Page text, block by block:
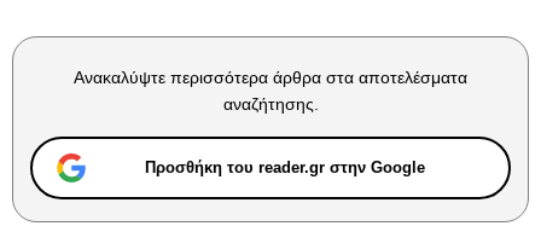
Ανακαλύψτε περισσότερα άρθρα στα αποτελέσματα
αναζήτησης.
Προσθήκη του reader.gr στην Google